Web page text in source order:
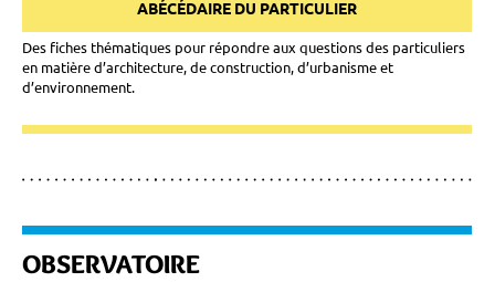
ABÉCÉDAIRE DU PARTICULIER
Des fiches thématiques pour répondre aux questions des particuliers
en matière d’architecture, de construction, d’urbanisme et
d’environnement.
OBSERVATOIRE